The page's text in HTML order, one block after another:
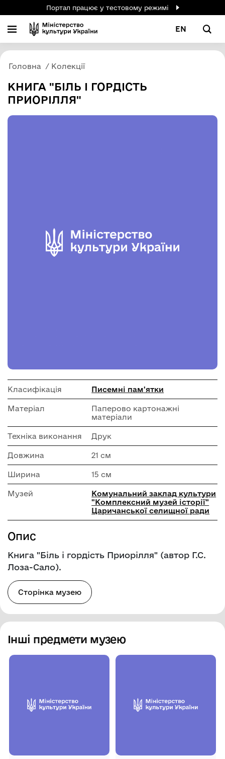
Портал працює у тестовому режимі
EN
Головна Колекції
КНИГА "БІЛЬ І ГОРДІСТЬ
ПРИОРІЛЛЯ"
Класифікація Писемні пам'ятки
Матеріал
Паперово картонажні
матеріали
Техніка виконання Друк
Довжина 21 см
Ширина 15 см
Музей
Комунальний заклад культури
"Комплексний музей історії"
Царичанської селищної ради
Опис
Книга "Біль і гордість Приорілля" (автор Г.С.
Лоза-Сало).
Сторінка музею
Інші предмети музею